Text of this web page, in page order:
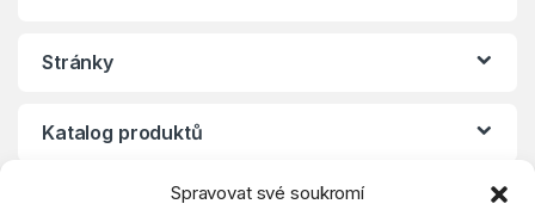
Spravovat své soukromí
Stránky
Katalog produktů